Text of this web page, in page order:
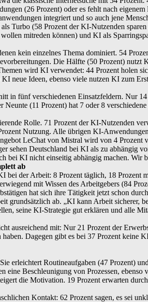
(26 Prozent) oder es fehlt nach
integriert und so auch jene
Turbo (58 Prozent der KI-Nutzenden
mitreden können) und KI als
kein einzelnes Thema dominiert. 54
Die Hälfte (50 Prozent) nutzt
wird KI verwendet: 44 Prozent holen
neue Ideen, ebenso viele nutzen KI zum
in fünf verschiedenen Einsatzfeldern. Nur
(11 Prozent) hat 7 oder 8
Rolle. 71 Prozent der KI-Nutzenden
Nutzung. Alle übrigen KI-
LeChat von Mistral wird von 4 Prozent
sehen Deutschland bei KI als zu abhängig
bei KI nicht einseitig abhängig machen. Wir
ab
der Arbeit: 8 Prozent täglich, 18 Prozent
mit Wissen des Arbeitgebers (84
hat sich ihre Tätigkeit jetzt schon
grundsätzlich ab. „KI kann Arbeit sicherer,
seine KI-Strategie gut erklären und alle
ausreichend mit: Nur 21 Prozent der
Dagegen gibt es bei 37 Prozent keine
erleichtert Routineaufgaben (47 Prozent)
eine Beschleunigung von Prozessen,
die Motivation. 19 Prozent erwarten
Kontakt: 62 Prozent sagen, es sei